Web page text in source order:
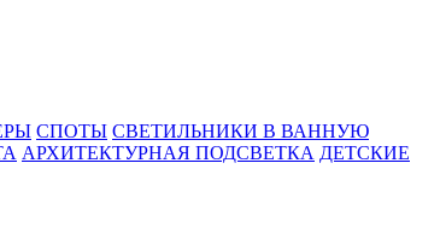
СПОТЫ СВЕТИЛЬНИКИ В ВАННУЮ
АРХИТЕКТУРНАЯ ПОДСВЕТКА ДЕТСКИЕ